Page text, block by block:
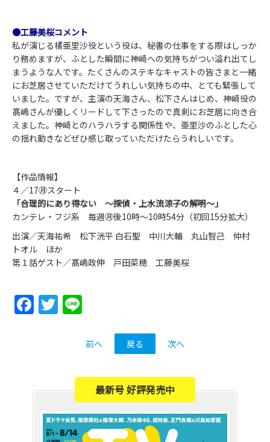
●工藤美桜コメント
私が演じる橘亜里沙役という役は、秘書の仕事をする際はしっか
り務めますが、ふとした瞬間に神崎への気持ちがつい溢れ出てし
まうような人です。たくさんのステキなキャストの皆さまと一緒
にお芝居させていただけてうれしい気持ちの中、とても緊張して
いました。ですが、主演の天海さん、松下さんはじめ、神崎役の
髙嶋さんが優しくリードして下さったので真剣にお芝居に向き合
えました。神崎とのハラハラする関係性や、亜里沙のふとした心
の揺れ動きなどぜひ感じ取っていただけたらうれしいです。
【作品情報】
４／17㊊スタート
「合理的にあり得ない ～探偵・上水流涼子の解明～」
カンテレ・フジ系 毎週㊊後10時～10時54分（初回15分拡大）
出演／天海祐希 松下洸平 白石聖 中川大輔 丸山智己 仲村
トオル ほか
第１話ゲスト／髙嶋政伸 戸田菜穂 工藤美桜
Facebook
Twitter
前へ 戻る 次へ
最新号 好評発売中